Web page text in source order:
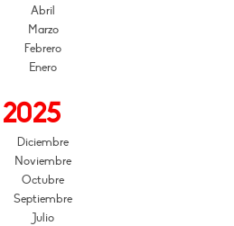
Abril
Marzo
Febrero
Enero
2025
Diciembre
Noviembre
Octubre
Septiembre
Julio